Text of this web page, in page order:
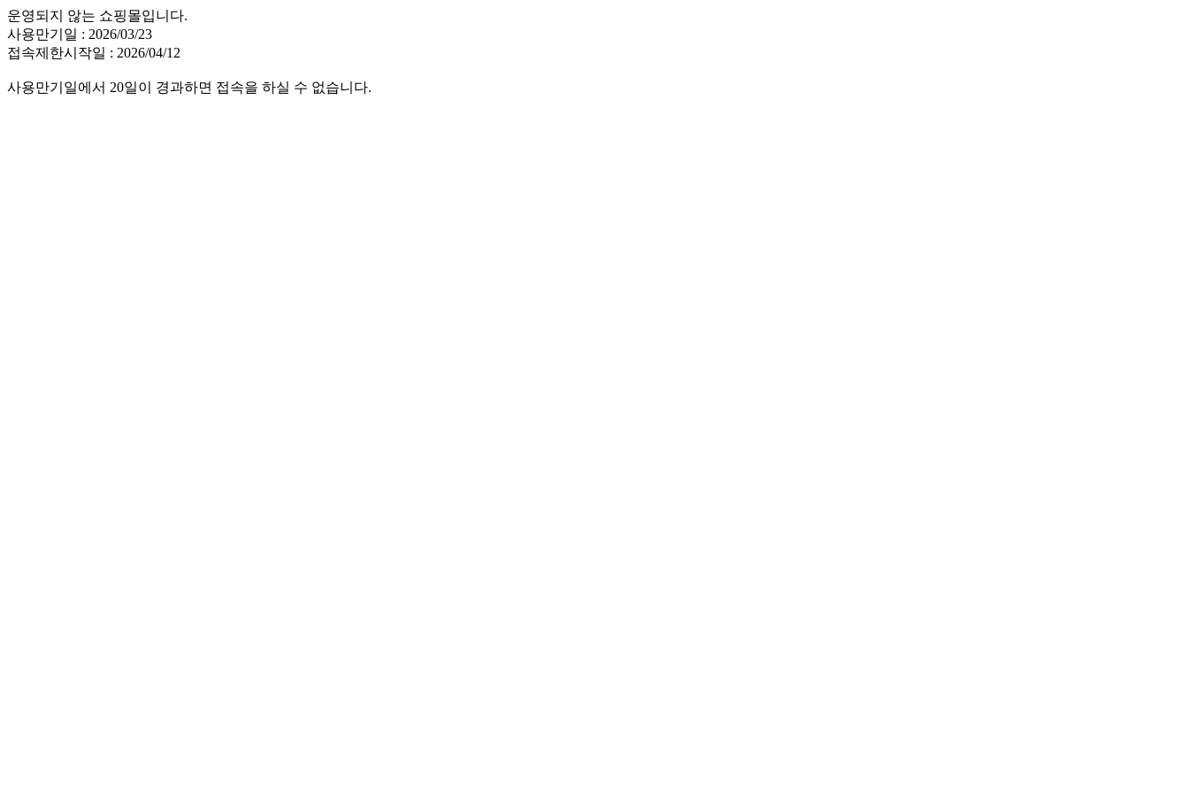
운영되지 않는 쇼핑몰입니다.
사용만기일 : 2026/03/23
접속제한시작일 : 2026/04/12
사용만기일에서 20일이 경과하면 접속을 하실 수 없습니다.